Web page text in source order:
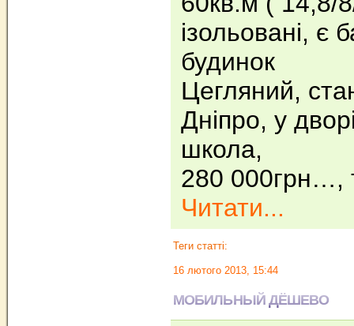
ізольовані, є
будинок
Цегляний,
Дніпро, у
школа,
280 000грн…,
Читати...
Теги статті:
16 лютого 2013, 15:44
МОБИЛЬНЫЙ ДЁШЕВО